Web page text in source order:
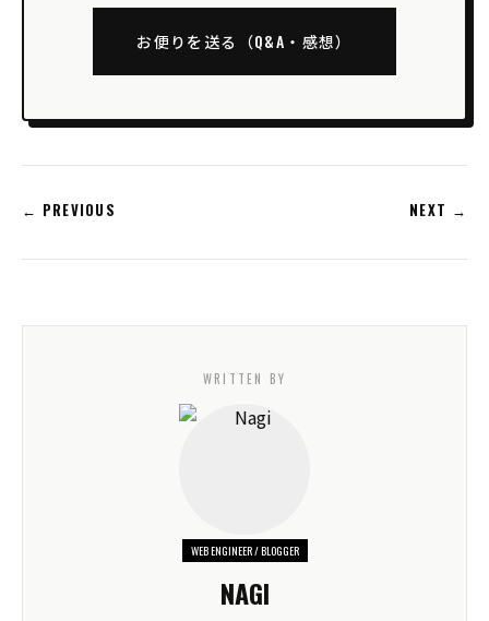
お便りを送る（Q&A・感想）
← PREVIOUS NEXT →
WRITTEN BY
WEB ENGINEER / BLOGGER
NAGI